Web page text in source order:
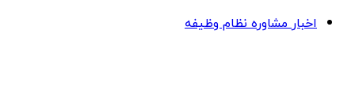
اخبار مشاوره نظام وظیفه